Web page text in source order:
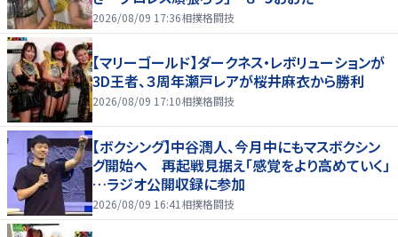
2026/08/09 17:36相撲格闘技
【マリーゴールド】ダークネス・レボリューションが
3D王者、３周年瀬戸レアが桜井麻衣から勝利
2026/08/09 17:10相撲格闘技
【ボクシング】中谷潤人、今月中にもマスボクシン
グ開始へ 再起戦見据え「感覚をより高めていく」
…ラジオ公開収録に参加
2026/08/09 16:41 相撲格闘技